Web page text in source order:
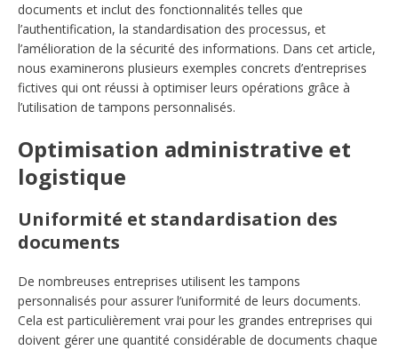
documents et inclut des fonctionnalités telles que
l’authentification, la standardisation des processus, et
l’amélioration de la sécurité des informations. Dans cet article,
nous examinerons plusieurs exemples concrets d’entreprises
fictives qui ont réussi à optimiser leurs opérations grâce à
l’utilisation de tampons personnalisés.
Optimisation administrative et
logistique
Uniformité et standardisation des
documents
De nombreuses entreprises utilisent les tampons
personnalisés pour assurer l’uniformité de leurs documents.
Cela est particulièrement vrai pour les grandes entreprises qui
doivent gérer une quantité considérable de documents chaque